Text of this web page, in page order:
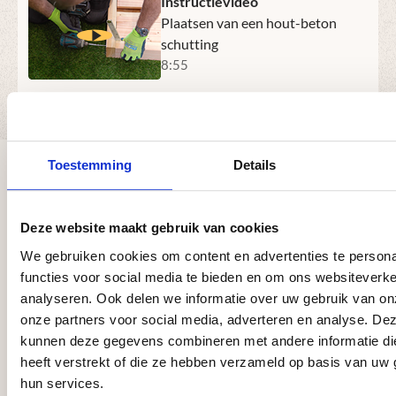
Toestemming Details
Deze website maakt gebruik van cookies
We gebruiken cookies om content en advertenties te
functies voor social media te bieden en om ons
analyseren. Ook delen we informatie over uw gebruik van
onze partners voor social media, adverteren en analyse.
kunnen deze gegevens combineren met andere informatie
heeft verstrekt of die ze hebben verzameld op basis van uw
hun services.
Plaatsen van een hout-beton
schutting
8:55
Afbeeldingengalerij overslaan
Zeer tevreden! Vriendelijke
medewerkers die met je meedenken in
oplossingen. Snelle en keurige
levering!
Ik ben zeer tevreden over mijn
bestelling bij Megaschutting. Alles is
perfect verlopen — van het bestellen
tot aan de levering en de montage. De
monteur was een echte professional:
vriendelijk, werkt snel, netjes en met
oog voor detail. De schutting staat er
geplaatste schutting door Mega-
schutting. Deze mensen werken
vakkundig, netjes en zijn super
vriendelijk. Zeker een aanrader
diegene die een mooie schutting
vakkundig geplaats willen hebben.
vaklui die na
omstandigheden de
schutting hebben
aanbevelen aan
begin tot
gezet.
keurig te